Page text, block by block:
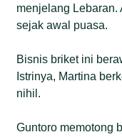
menjelang Lebaran.
sejak awal puasa.
Bisnis briket ini
Istrinya, Martina
nihil.
Guntoro memotong